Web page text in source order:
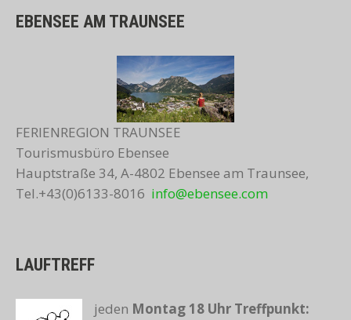
EBENSEE AM TRAUNSEE
FERIENREGION TRAUNSEE
Tourismusbüro Ebensee
Hauptstraße 34, A-4802 Ebensee am Traunsee,
Tel.+43(0)6133-8016 info@ebensee.com
LAUFTREFF
jeden Montag 18 Uhr Treffpunkt: